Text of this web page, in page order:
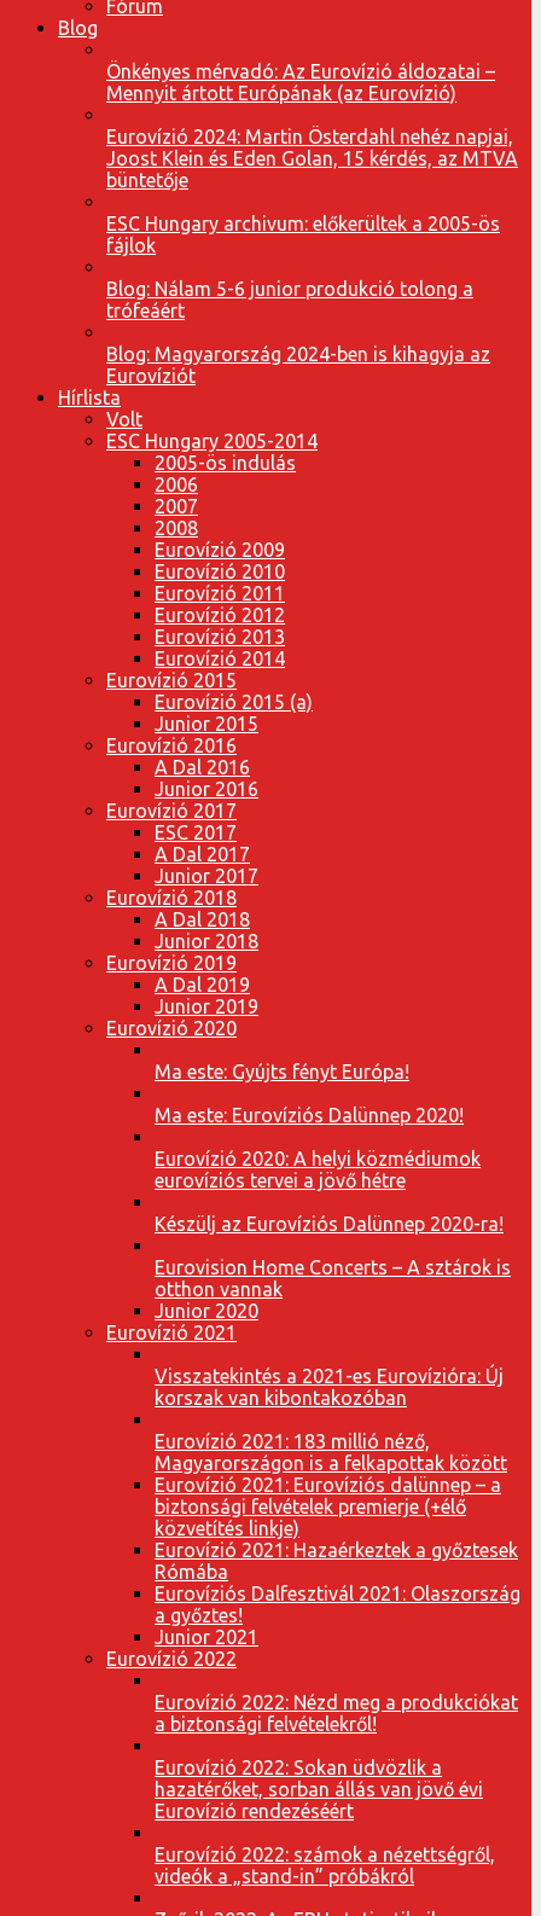
Fórum
Blog
Önkényes mérvadó: Az Eurovízió áldozatai –
Mennyit ártott Európának (az Eurovízió)
Eurovízió 2024: Martin Österdahl nehéz napjai,
Joost Klein és Eden Golan, 15 kérdés, az MTVA
büntetője
ESC Hungary archivum: előkerültek a 2005-ös
fájlok
Blog: Nálam 5-6 junior produkció tolong a
trófeáért
Blog: Magyarország 2024-ben is kihagyja az
Eurovíziót
Hírlista
Volt
ESC Hungary 2005-2014
2005-ös indulás
2006
2007
2008
Eurovízió 2009
Eurovízió 2010
Eurovízió 2011
Eurovízió 2012
Eurovízió 2013
Eurovízió 2014
Eurovízió 2015
Eurovízió 2015 (a)
Junior 2015
Eurovízió 2016
A Dal 2016
Junior 2016
Eurovízió 2017
ESC 2017
A Dal 2017
Junior 2017
Eurovízió 2018
A Dal 2018
Junior 2018
Eurovízió 2019
A Dal 2019
Junior 2019
Eurovízió 2020
Ma este: Gyújts fényt Európa!
Ma este: Eurovíziós Dalünnep 2020!
Eurovízió 2020: A helyi közmédiumok
eurovíziós tervei a jövő hétre
Készülj az Eurovíziós Dalünnep 2020-ra!
Eurovision Home Concerts – A sztárok is
otthon vannak
Junior 2020
Eurovízió 2021
Visszatekintés a 2021-es Eurovízióra: Új
korszak van kibontakozóban
Eurovízió 2021: 183 millió néző,
Magyarországon is a felkapottak között
Eurovízió 2021: Eurovíziós dalünnep – a
biztonsági felvételek premierje (+élő
közvetítés linkje)
Eurovízió 2021: Hazaérkeztek a győztesek
Rómába
Eurovíziós Dalfesztivál 2021: Olaszország
a győztes!
Junior 2021
Eurovízió 2022
Eurovízió 2022: Nézd meg a produkciókat
a biztonsági felvételekről!
Eurovízió 2022: Sokan üdvözlik a
hazatérőket, sorban állás van jövő évi
Eurovízió rendezéséért
Eurovízió 2022: számok a nézettségről,
videók a „stand-in” próbákról